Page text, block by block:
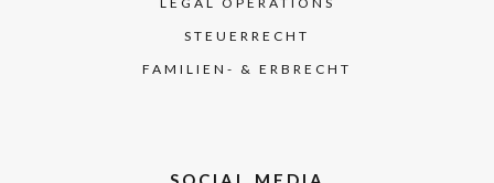
STEUERRECHT
FAMILIEN- & ERBRECHT